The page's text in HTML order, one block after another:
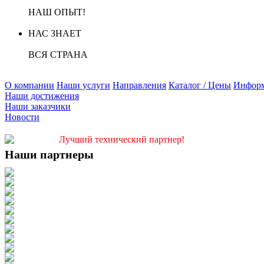
НАШ ОПЫТ!
НАС ЗНАЕТ
ВСЯ СТРАНА
О компании Наши услуги Направления Каталог / Цены
Наши достижения
Наши заказчики
Новости
Лучший технический партнер!
Наши партнеры